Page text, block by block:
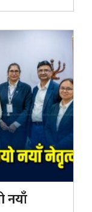
नयाँ